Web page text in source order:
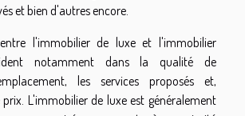
et bien d'autres encore.
l'immobilier de luxe et l'immobilier
notamment dans la qualité de
les services proposés et,
L'immobilier de luxe est généralement